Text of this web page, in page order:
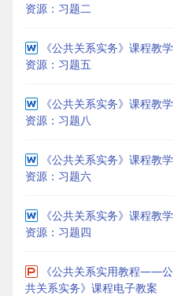
资源：习题二
《公共关系实务》课程教学
资源：习题五
《公共关系实务》课程教学
资源：习题八
《公共关系实务》课程教学
资源：习题六
《公共关系实务》课程教学
资源：习题四
《公共关系实用教程——公
共关系实务》课程电子教案